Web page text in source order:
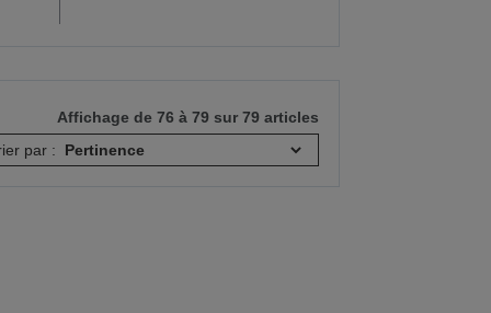
Affichage de 76 à 79 sur 79 articles
par :